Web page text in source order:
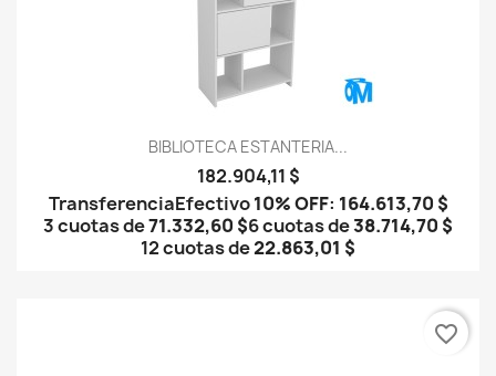
BIBLIOTECA ESTANTERIA...
182.904,11 $
TransferenciaEfectivo10% OFF: 164.613,70 $
3 cuotas de71.332,60 $6 cuotas de38.714,70 $
12 cuotas de22.863,01 $
favorite_border